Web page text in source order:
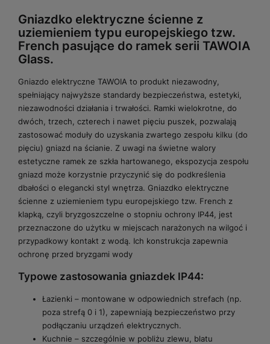
Gniazdko elektryczne ścienne z
uziemieniem typu europejskiego tzw.
French pasujące do ramek serii TAWOIA
Glass.
Gniazdo elektryczne TAWOIA to produkt niezawodny,
spełniający najwyższe standardy bezpieczeństwa, estetyki,
niezawodności działania i trwałości. Ramki wielokrotne, do
dwóch, trzech, czterech i nawet pięciu puszek, pozwalają
zastosować moduły do uzyskania zwartego zespołu kilku (do
pięciu) gniazd na ścianie. Z uwagi na świetne walory
estetyczne ramek ze szkła hartowanego, ekspozycja zespołu
gniazd może korzystnie przyczynić się do podkreślenia
dbałości o elegancki styl wnętrza. Gniazdko elektryczne
ścienne z uziemieniem typu europejskiego tzw. French z
klapką, czyli bryzgoszczelne o stopniu ochrony IP44, jest
przeznaczone do użytku w miejscach narażonych na wilgoć i
przypadkowy kontakt z wodą. Ich konstrukcja zapewnia
ochronę przed bryzgami wody
Typowe zastosowania gniazdek IP44:
Łazienki – montowane w odpowiednich strefach (np.
poza strefą 0 i 1), zapewniają bezpieczeństwo przy
podłączaniu urządzeń elektrycznych.
Kuchnie – szczególnie w pobliżu zlewu, blatu